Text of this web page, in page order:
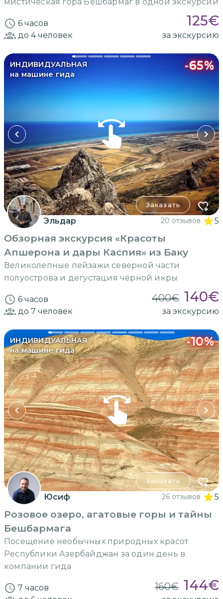
6 часов 125€
до 4человек за экскурсию
ИНДИВИДУАЛЬНАЯ
на машине гида
-65%
Заказать
Эльдар 20 отзывов 5
Обзорная экскурсия «Красоты
Апшерона и дары Каспия» из Баку
Великолепные пейзажи северной части
полуострова и дегустация чёрной икры
6 часов 400€ 140€
до 7 человек за экскурсию
ИНДИВИДУАЛЬНАЯ
на машине гида
-10%
Заказать
Юсиф 26 отзывов 5
Розовое озеро, агатовые горы и тайны
Бешбармага
Посещение необычных природных красот
Республики Азербайджан за один день в
компании гида
7 часов 160€ 144€